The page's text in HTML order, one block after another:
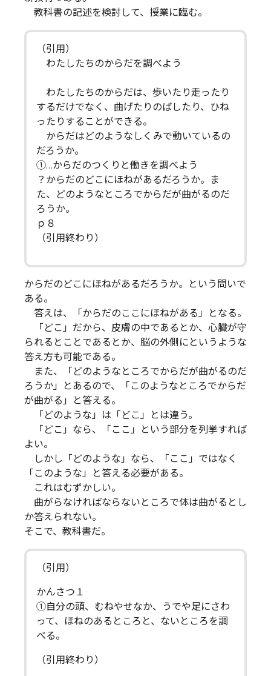
教科書の記述を検討して、授業に臨む。
（引用）
わたしたちのからだを調べよう
わたしたちのからだは、歩いたり走ったり
するだけでなく、曲げたりのばしたり、ひね
ったりすることができる。
からだはどのようなしくみで動いているの
だろうか。
①…からだのつくりと働きを調べよう
？からだのどこにほねがあるだろうか。ま
た、どのようなところでからだが曲がるのだ
ろうか。
ｐ８
（引用終わり）
からだのどこにほねがあるだろうか。という問いで
ある。
答えは、「からだのここにほねがある」となる。
「どこ」だから、皮膚の中であるとか、心臓が守
られるとことであるとか、脳の外側にというような
答え方も可能である。
また、「どのようなところでからだが曲がるのだ
ろうか」とあるので、「このようなところでからだ
が曲がる」と答える。
「どのような」は「どこ」とは違う。
「どこ」なら、「ここ」という部分を列挙すれば
よい。
しかし「どのような」なら、「ここ」ではなく
「このような」と答える必要がある。
これはむずかしい。
曲がらなければならないところで体は曲がるとし
か答えられない。
そこで、教科書だ。
（引用）
かんさつ１
①自分の頭、むねやせなか、うでや足にさわ
って、ほねのあるところと、ないところを調
べる。
（引用終わり）